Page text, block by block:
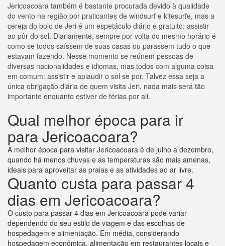
Jericoacoara também é bastante procurada devido à qualidade
do vento na região por praticantes de windsurf e kitesurfe, mas a
cereja do bolo de Jeri é um espetáculo diário e gratuito: assistir
ao pôr do sol. Diariamente, sempre por volta do mesmo horário é
como se todos saíssem de suas casas ou parassem tudo o que
estavam fazendo. Nesse momento se reúnem pessoas de
diversas nacionalidades e idiomas, mas todos com alguma coisa
em comum: assistir e aplaudir o sol se por. Talvez essa seja a
única obrigação diária de quem visita Jeri, nada mais será tão
importante enquanto estiver de férias por ali.
Qual melhor época para ir
para Jericoacoara?
A melhor época para visitar Jericoacoara é de julho a dezembro,
quando há menos chuvas e as temperaturas são mais amenas,
ideais para aproveitar as praias e as atividades ao ar livre.
Quanto custa para passar 4
dias em Jericoacoara?
O custo para passar 4 dias em Jericoacoara pode variar
dependendo do seu estilo de viagem e das escolhas de
hospedagem e alimentação. Em média, considerando
hospedagem econômica, alimentação em restaurantes locais e